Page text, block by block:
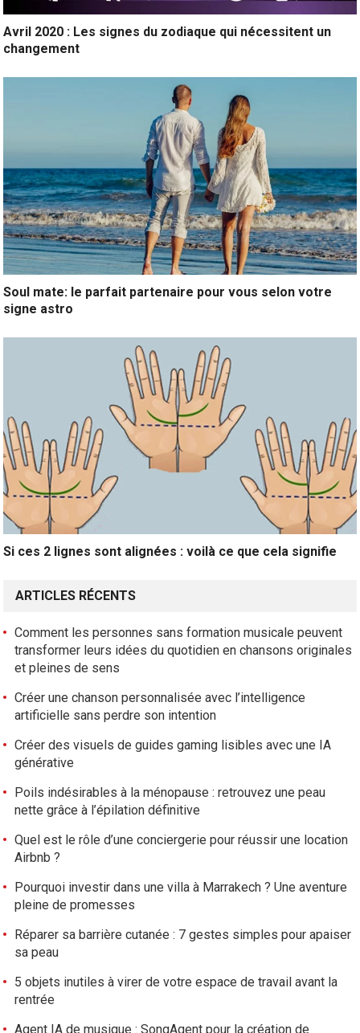
Avril 2020 : Les signes du zodiaque qui nécessitent un
changement
Soul mate: le parfait partenaire pour vous selon votre
signe astro
Si ces 2 lignes sont alignées : voilà ce que cela signifie
ARTICLES RÉCENTS
Comment les personnes sans formation musicale peuvent
transformer leurs idées du quotidien en chansons originales
et pleines de sens
Créer une chanson personnalisée avec l’intelligence
artificielle sans perdre son intention
Créer des visuels de guides gaming lisibles avec une IA
générative
Poils indésirables à la ménopause : retrouvez une peau
nette grâce à l’épilation définitive
Quel est le rôle d’une conciergerie pour réussir une location
Airbnb ?
Pourquoi investir dans une villa à Marrakech ? Une aventure
pleine de promesses
Réparer sa barrière cutanée : 7 gestes simples pour apaiser
sa peau
5 objets inutiles à virer de votre espace de travail avant la
rentrée
Agent IA de musique : SongAgent pour la création de